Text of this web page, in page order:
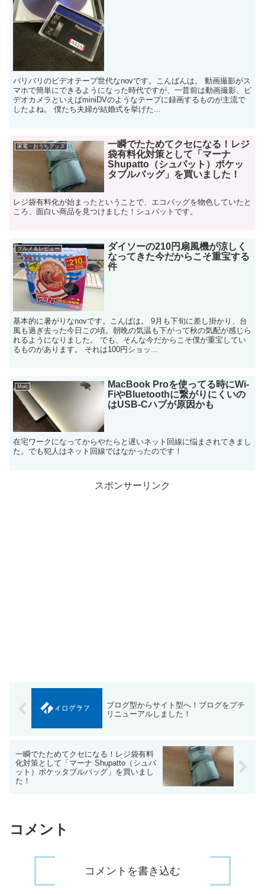
バリバリのビデオテープ世代なnovです。こんばんは。 動画撮影がス
マホで簡単にできるようになった時代ですが、一昔前は動画撮影、ビ
デオカメラといえばminiDVのようなテープに録画するものが主流で
したよね。 僕たち夫婦が結婚式を挙げた...
家電・おうちグッズ
一瞬でたためてクセになる！レジ
袋有料化対策として「マーナ
Shupatto（シュパット）ポケッ
タブルバッグ」を買いました！
レジ袋有料化が始まったということで、エコバッグを物色していたと
ころ、面白い商品を見つけました！シュパットです。
グルメ＆レビュー
ダイソーの210円扇風機が涼しく
なってきた今だからこそ重宝する
件
基本的に暑がりなnovです。こんばは。 9月も下旬に差し掛かり、台
風も過ぎ去った今日この頃。朝晩の気温も下がって秋の気配が感じら
れるようになりました。 でも、そんな今だからこそ僕が重宝してい
るものがあります。 それは100円ショッ...
Mac
MacBook Proを使ってる時にWi-
FiやBluetoothに繋がりにくいの
はUSB-Cハブが原因かも
在宅ワークになってからやたらと遅いネット回線に悩まされてきまし
た。でも犯人はネット回線ではなかったのです！
スポンサーリンク
ブログ型からサイト型へ！ブログをプチ
リニューアルしました！
一瞬でたためてクセになる！レジ袋有料
化対策として「マーナ Shupatto（シュパ
ット）ポケッタブルバッグ」を買いまし
た！
コメント
コメントを書き込む